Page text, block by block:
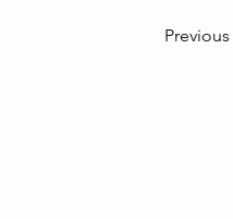
Previous